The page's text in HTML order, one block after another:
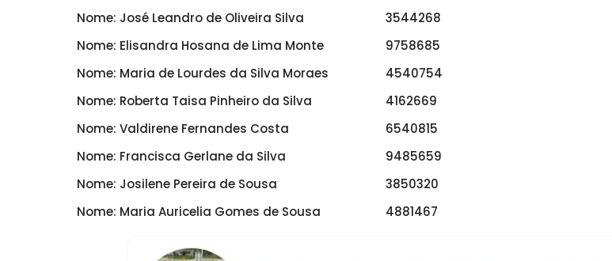
Nome: José Leandro de Oliveira Silva
3544268
Nome: Elisandra Hosana de Lima Monte
9758685
Nome: Maria de Lourdes da Silva Moraes
4540754
Nome: Roberta Taisa Pinheiro da Silva
4162669
Nome: Valdirene Fernandes Costa
6540815
Nome: Francisca Gerlane da Silva
9485659
Nome: Josilene Pereira de Sousa
3850320
Nome: Maria Auricelia Gomes de Sousa
4881467